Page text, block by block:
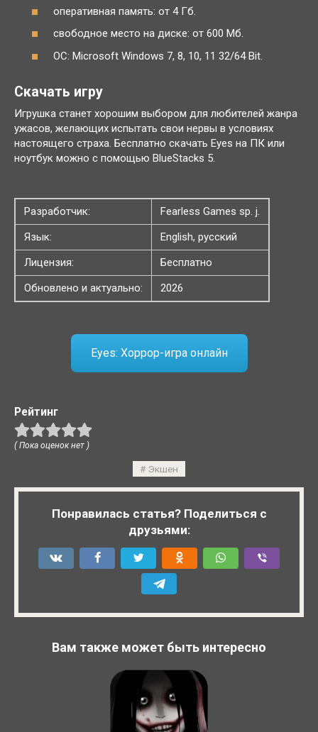
оперативная память: от 4 Гб.
свободное место на диске: от 600 Мб.
ОС: Microsoft Windows 7, 8, 10, 11 32/64 Bit.
Скачать игру
Игрушка станет хорошим выбором для любителей жанра
ужасов, желающих испытать свои нервы в условиях
настоящего страха. Бесплатно скачать Eyes на ПК или
ноутбук можно с помощью BlueStacks 5.
Разработчик:
Fearless Games sp. j.
Язык:
English, русский
Лицензия:
Бесплатно
Обновлено и актуально:
2026
Eyes: Хоррор-игра онлайн
Рейтинг
( Пока оценок нет )
Экшен
Понравилась статья? Поделиться с
друзьями:
Вам также может быть интересно